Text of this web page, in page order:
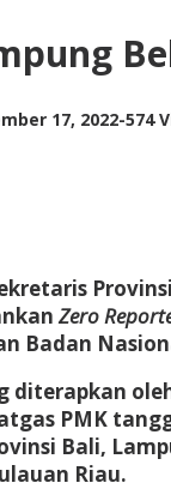
17, 2022by
-574
Zero
Badan
diterapkan
PMK
Bali,
Riau.